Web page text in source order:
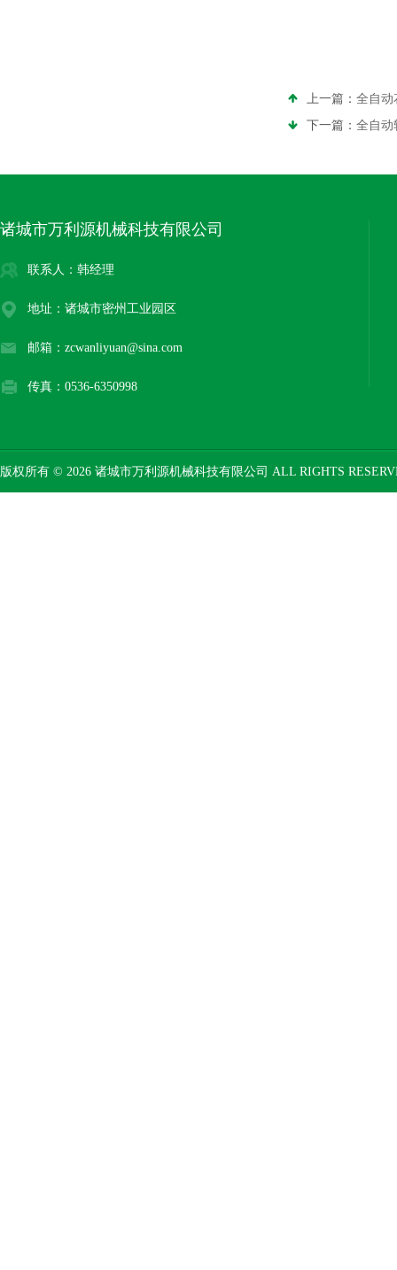
上一篇： 全自动
下一篇： 全自动
诸城市万利源机械科技有限公司
联系人：韩经理
地址：诸城市密州工业园区
邮箱：zcwanliyuan@sina.com
传真：0536-6350998
版权所有 © 2026 诸城市万利源机械科技有限公司 ALL RIGHTS